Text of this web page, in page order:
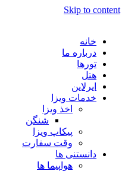
Skip to content
خانه
درباره ما
تورها
هتل
ایرلاین
خدمات ویزا
اخذ ویزا
شنگن
پیکاپ ویزا
وقت سفارت
دانستنی ها
هواپیما ها